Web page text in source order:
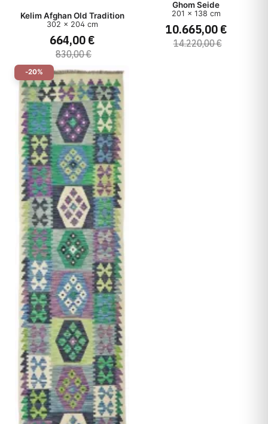
Kelim Afghan Old Tradition
302 x 204 cm
664,00 €
830,00 €
Ghom Seide
201 x 138 cm
10.665,00 €
14.220,00 €
-20%